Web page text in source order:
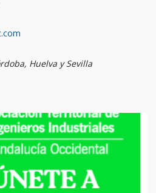
Huelva y Sevilla